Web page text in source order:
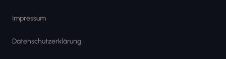
Impressum
Datenschutzerklärung